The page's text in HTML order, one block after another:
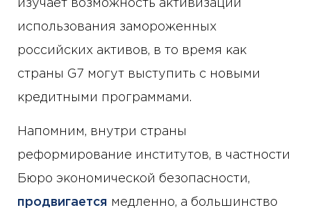
изучает возможность активизации
использования замороженных
российских активов, в то время как
страны G7 могут выступить с новыми
кредитными программами.
Напомним, внутри страны
реформирование институтов, в частности
Бюро экономической безопасности,
продвигается медленно, а большинство